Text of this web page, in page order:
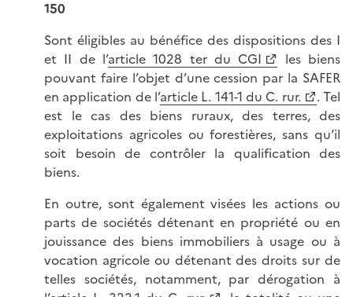
150
Sont éligibles au bénéfice des dispositions des I
et II de l’article 1028 ter du CGI
les biens
pouvant faire l’objet d’une cession par la SAFER
en application de l’article L. 141-1 du C. rur.
. Tel
est le cas des biens ruraux, des terres, des
exploitations agricoles ou forestières, sans qu’il
soit besoin de contrôler la qualification des
biens.
En outre, sont également visées les actions ou
parts de sociétés détenant en propriété ou en
jouissance des biens immobiliers à usage ou à
vocation agricole ou détenant des droits sur de
telles sociétés, notamment, par dérogation à